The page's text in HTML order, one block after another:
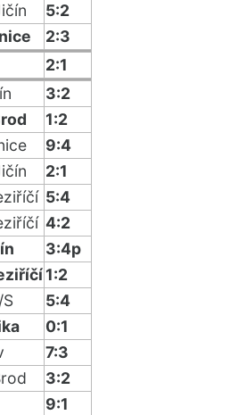
5:2
2:3
2:1
3:2
1:2
9:4
2:1
5:4
4:2
3:4p
1:2
5:4
0:1
7:3
3:2
9:1